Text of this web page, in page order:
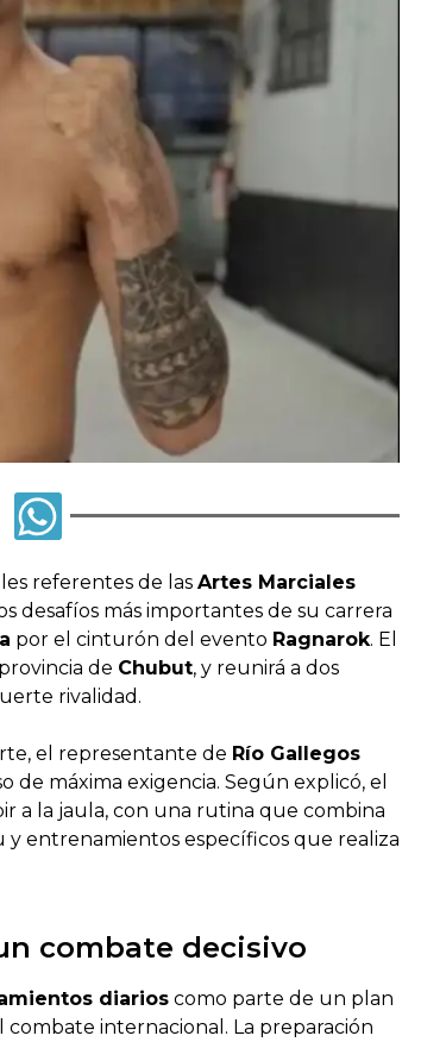
referentes de las Artes Marciales
desafíos más importantes de su carrera
por el cinturón del evento Ragnarok. El
de Chubut, y reunirá a dos
rivalidad.
el representante de Río Gallegos
máxima exigencia. Según explicó, el
a la jaula, con una rutina que combina
y entrenamientos específicos que realiza
combate decisivo
diarios como parte de un plan
combate internacional. La preparación